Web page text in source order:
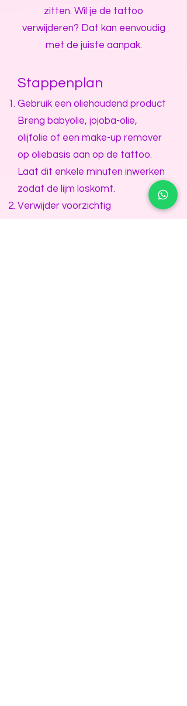
zitten. Wil je de tattoo
verwijderen? Dat kan eenvoudig
met de juiste aanpak.
Stappenplan
Gebruik een oliehoudend product
Breng babyolie, jojoba-olie,
olijfolie of een make-up remover
op oliebasis aan op de tattoo.
Laat dit enkele minuten inwerken
zodat de lijm loskomt.
Verwijder voorzichtig